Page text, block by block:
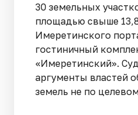
30 земельных
площадью свыше
Имеретинского
гостиничный
«Имеретинский».
аргументы властей
земель не по